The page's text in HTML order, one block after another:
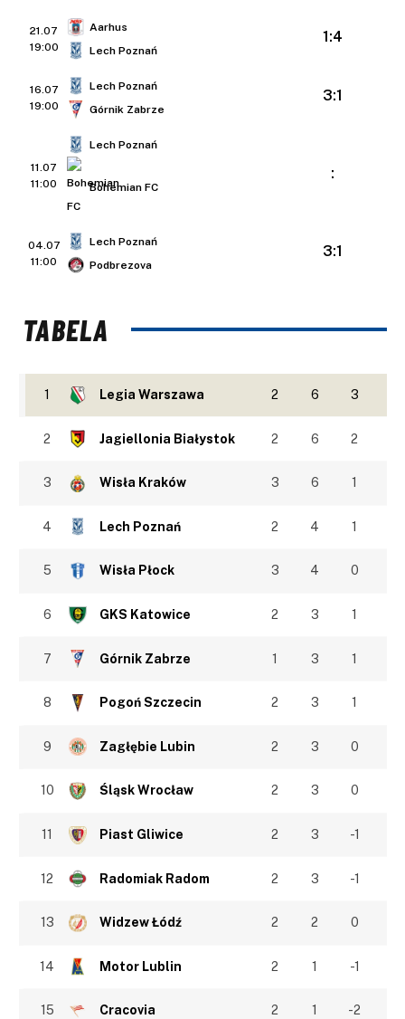
21.07
19:00
Aarhus
Lech Poznań
1:4
16.07
19:00
Lech Poznań
Górnik Zabrze
3:1
11.07
11:00
Lech Poznań
Bohemian FC
:
04.07
11:00
Lech Poznań
Podbrezova
3:1
TABELA
1 Legia Warszawa 2 6 3
2 Jagiellonia Białystok 2 6 2
3 Wisła Kraków 3 6 1
4 Lech Poznań 2 4 1
5 Wisła Płock 3 4 0
6 GKS Katowice 2 3 1
7 Górnik Zabrze 1 3 1
8 Pogoń Szczecin 2 3 1
9 Zagłębie Lubin 2 3 0
10 Śląsk Wrocław 2 3 0
11 Piast Gliwice 2 3 -1
12 Radomiak Radom 2 3 -1
13 Widzew Łódź 2 2 0
14 Motor Lublin 2 1 -1
15 Cracovia 2 1 -2